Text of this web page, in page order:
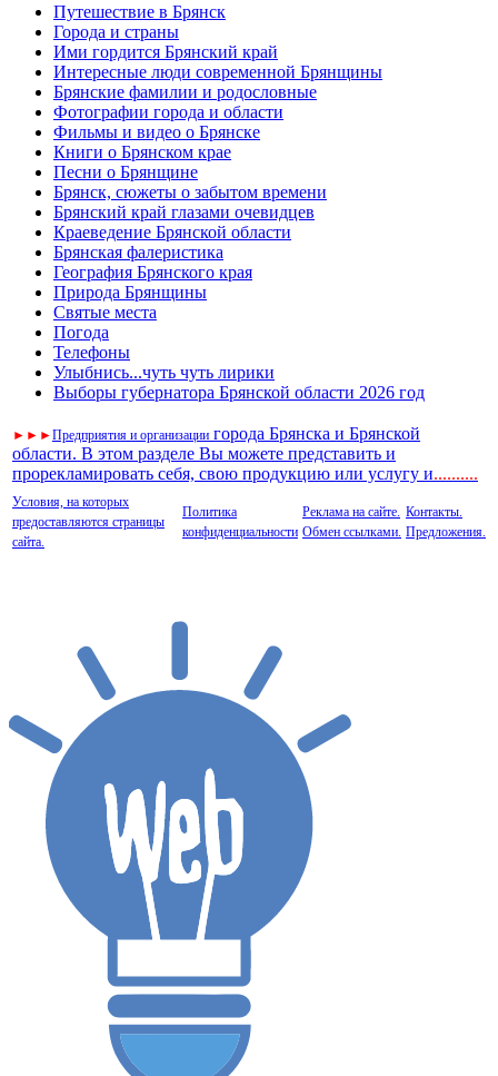
Путешествие в Брянск
Города и страны
Ими гордится Брянский край
Интересные люди современной Брянщины
Брянские фамилии и родословные
Фотографии города и области
Фильмы и видео о Брянске
Книги о Брянском крае
Песни о Брянщине
Брянск, сюжеты о забытом времени
Брянский край глазами очевидцев
Краеведение Брянской области
Брянская фалеристика
География Брянского края
Природа Брянщины
Святые места
Погода
Телефоны
Улыбнись...чуть чуть лирики
Выборы губернатора Брянской области 2026 год
► ► ►Предприятия и организации города Брянска и Брянской
области. В этом разделе Вы можете представить и
прорекламировать себя, свою продукцию или услугу и..........
Условия, на которых
предоставляются страницы
сайта.
Политика
конфиденциальности
Реклама на сайте.
Обмен ссылками.
Контакты.
Предложения.